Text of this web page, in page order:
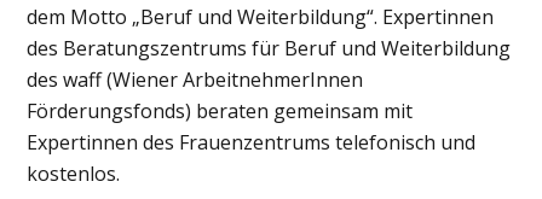
dem Motto „Beruf und Weiterbildung“. Expertinnen
des Beratungszentrums für Beruf und Weiterbildung
des waff (Wiener ArbeitnehmerInnen
Förderungsfonds) beraten gemeinsam mit
Expertinnen des Frauenzentrums telefonisch und
kostenlos.